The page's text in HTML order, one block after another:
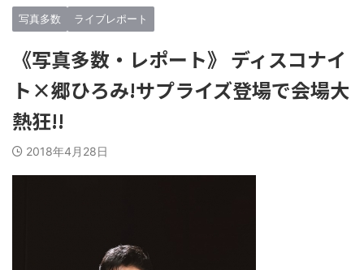
写真多数 ライブレポート
《写真多数・レポート》 ディスコナイ
ト×郷ひろみ!サプライズ登場で会場大
熱狂!!
2018年4月28日